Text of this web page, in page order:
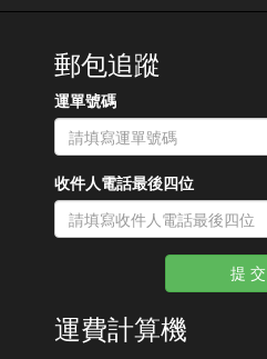
郵包追蹤
運單號碼
收件人電話最後四位
提 交
運費計算機